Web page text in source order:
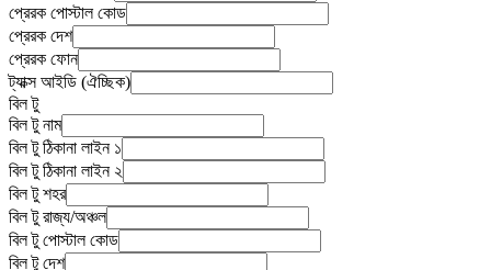
প্রেরক পোস্টাল কোড
প্রেরক দেশ
প্রেরক ফোন
ট্যাক্স আইডি (ঐচ্ছিক)
বিল টু
বিল টু নাম
বিল টু ঠিকানা লাইন ১
বিল টু ঠিকানা লাইন ২
বিল টু শহর
বিল টু রাজ্য/অঞ্চল
বিল টু পোস্টাল কোড
বিল টু দেশ